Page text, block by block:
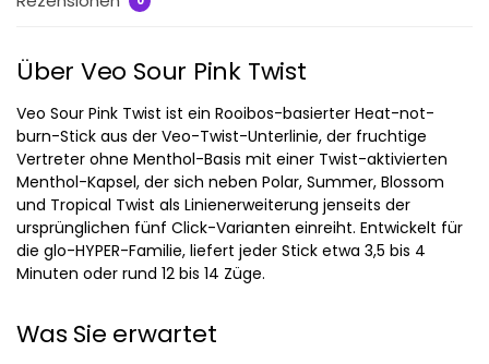
Über Veo Sour Pink Twist
Veo Sour Pink Twist ist ein Rooibos-basierter Heat-not-
burn-Stick aus der Veo-Twist-Unterlinie, der fruchtige
Vertreter ohne Menthol-Basis mit einer Twist-aktivierten
Menthol-Kapsel, der sich neben Polar, Summer, Blossom
und Tropical Twist als Linienerweiterung jenseits der
ursprünglichen fünf Click-Varianten einreiht. Entwickelt für
die glo-HYPER-Familie, liefert jeder Stick etwa 3,5 bis 4
Minuten oder rund 12 bis 14 Züge.
Was Sie erwartet